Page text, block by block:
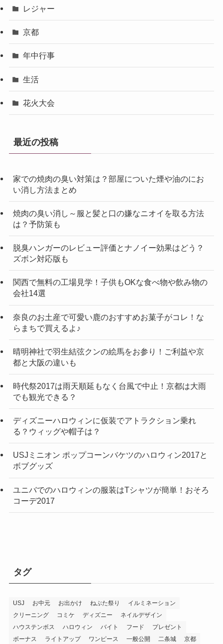
レジャー
京都
年中行事
生活
花火大会
最近の投稿
家での焼肉の臭い対策は？部屋についた煙や油のにお
い消し方法まとめ
焼肉の臭い消し～服と髪と口の嫌なニオイを取る方法
は？予防策も
脱臭ハンガーのレビュー評価とナノイー効果はどう？
ズボン対応版も
関西で無料の工場見学！子供もOKな食べ物や飲み物の
会社14選
奈良のお土産で可愛い鹿のおすすめお菓子がコレ！な
らまちで買えるよ♪
晴明神社で羽生結弦クンの絵馬をお参り！ご利益や京
都と大阪の違いも
時代祭2017は雨天順延もなく台風で中止！京都は大雨
でも観光できる？
ディズニーハロウィンに仮装でアトラクション乗れ
る？ウィッグや帽子は？
USJミニオン ポップコーンバケツのハロウィン2017と
ボブグッズ
ユニバでのハロウィンの服装はTシャツが簡単！おそろ
コーデ2017
タグ
USJ お中元 お出かけ ねぶた祭り
イルミネーション
クリーニング
コミケ ディズニー
ネイルデザイン
ハウステンボス
ハロウィン バイト フード
プレゼント
ボーナス
ライトアップ ワンピース 一般公開 二条城 京都